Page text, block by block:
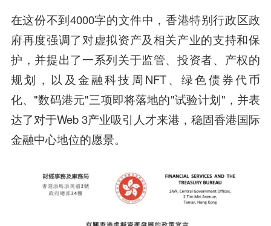
在这份不到4000字的文件中，香港特别行政区政
府再度强调了对虚拟资产及相关产业的支持和保
护，并提出了一系列关于监管、投资者、产权的
规划，以及金融科技周NFT、绿色债券代币
化、"数码港元"三项即将落地的"试验计划"，并表
达了对于Web 3产业吸引人才来港，稳固香港国际
金融中心地位的愿景。